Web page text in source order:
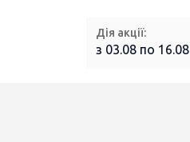
Дія акції:
з 03.08 по 16.08